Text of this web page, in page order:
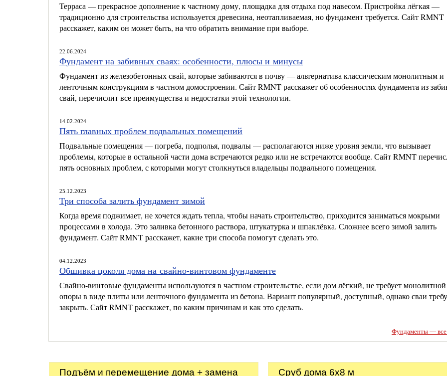
Терраса — прекрасное дополнение к частному дому, площадка для отдыха под навесом. Пристройка лёгкая —
традиционно для строительства используется древесина, неотапливаемая, но фундамент требуется. Сайт RMNT
расскажет, каким он может быть, на что обратить внимание при выборе.
22.06.2024
Фундамент на забивных сваях: особенности, плюсы и минусы
Фундамент из железобетонных свай, которые забиваются в почву — альтернатива классическим монолитным и
ленточным конструкциям в частном домостроении. Сайт RMNT расскажет об особенностях фундамента из
свай, перечислит все преимущества и недостатки этой технологии.
14.02.2024
Пять главных проблем подвальных помещений
Подвальные помещения — погреба, подполья, подвалы — располагаются ниже уровня земли, что вызывает
проблемы, которые в остальной части дома встречаются редко или не встречаются вообще. Сайт RMNT
пять основных проблем, с которыми могут столкнуться владельцы подвального помещения.
25.12.2023
Три способа залить фундамент зимой
Когда время поджимает, не хочется ждать тепла, чтобы начать строительство, приходится заниматься мокрыми
процессами в холода. Это заливка бетонного раствора, штукатурка и шпаклёвка. Сложнее всего зимой залить
фундамент. Сайт RMNT расскажет, какие три способа помогут сделать это.
04.12.2023
Обшивка цоколя дома на свайно-винтовом фундаменте
Свайно-винтовые фундаменты используются в частном строительстве, если дом лёгкий, не требует монолитной
опоры в виде плиты или ленточного фундамента из бетона. Вариант популярный, доступный, однако сваи
закрыть. Сайт RMNT расскажет, по каким причинам и как это сделать.
Фундаменты — все
Подъём и перемещение дома + замена
Сруб дома 6x8 м